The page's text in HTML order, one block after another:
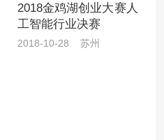
2018金鸡湖创业大赛人
工智能行业决赛
2018-10-28 苏州